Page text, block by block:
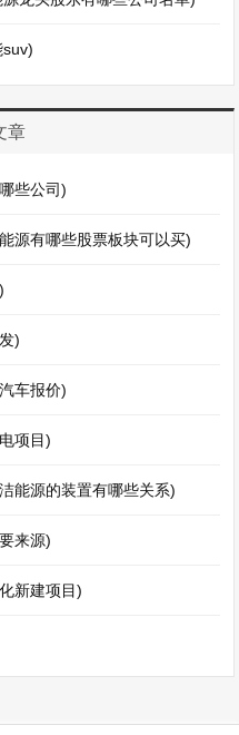
章
些公司)
源有哪些股票板块可以买)
)
车报价)
项目)
能源的装置有哪些关系)
来源)
新建项目)